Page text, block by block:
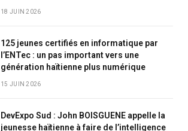
18 JUIN 2026
125 jeunes certifiés en informatique par
l’ENTec : un pas important vers une
génération haïtienne plus numérique
15 JUIN 2026
DevExpo Sud : John BOISGUENE appelle la
jeunesse haïtienne à faire de l’intelligence